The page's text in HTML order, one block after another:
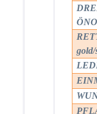
gold/